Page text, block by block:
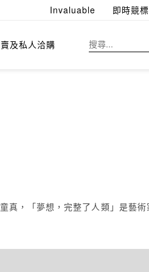
Invaluable 即時競標
及私人洽購
真，「夢想，完整了人類」是藝術